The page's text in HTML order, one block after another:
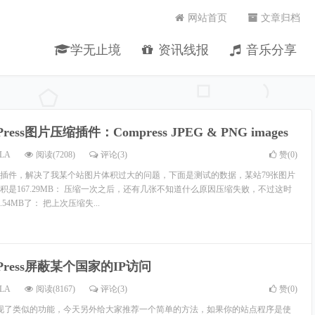
学无止境 资讯线报 音乐分享
网站首页 文章归档
图片压缩插件：Compress JPEG & PNG images
阅读(7208) 评论(3) 赞(0)
件，解决了我某个站图片体积过大的问题，下面是测试的数据，某站79张图片
是167.29MB： 压缩一次之后，还有几张不知道什么原因压缩失败，不过这时
了： 把上次压缩失...
屏蔽某个国家的IP访问
阅读(8167) 评论(3) 赞(0)
了类似的功能，今天另外给大家推荐一个简单的方法，如果你的站点程序是使